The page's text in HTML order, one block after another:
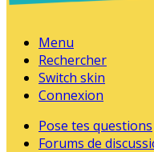
Menu
Rechercher
Switch skin
Connexion
Pose tes questions
Forums de